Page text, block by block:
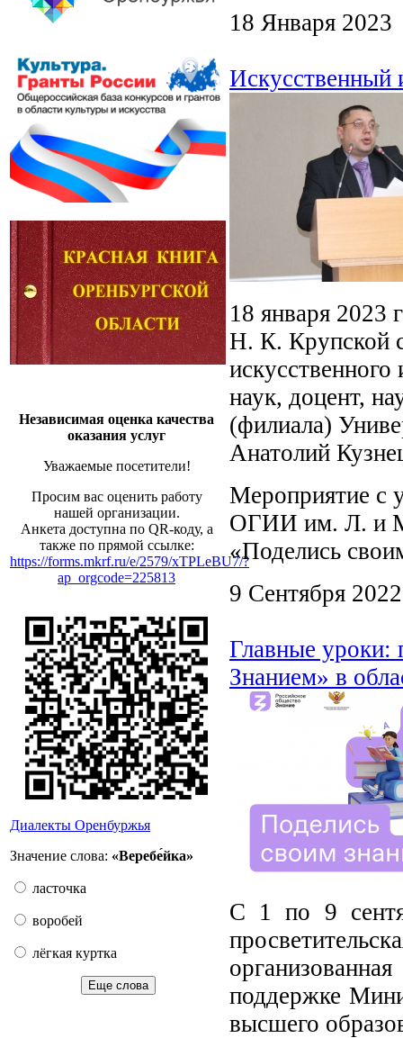
Независимая оценка качества
оказания услуг
Уважаемые посетители!
Просим вас оценить работу
нашей организации.
Анкета доступна по QR-коду, а
также по прямой ссылке:
https://forms.mkrf.ru/e/2579/xTPLeBU7/?
ap_orgcode=225813
Диалекты Оренбуржья
Значение слова: «Веребе́йка»
ласточка
воробей
лёгкая куртка
Еще слова
18 Января 2023
Искусственный
18 января 2023
Н. К. Крупской
наук, доцент,
(филиала)
Анатолий
Мероприятие
ОГИИ им. Л. и
«Поделись
9 Сентября 2022
Главные уроки:
Знанием» в
С 1 по 9
поддержке
высшего